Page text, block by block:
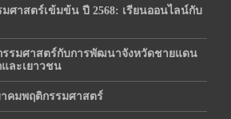
ศาสตร์เข้มข้น ปี 2568: เรียนออนไลน์กับ
รรมศาสตร์กับการพัฒนาจังหวัดชายแดน
ละเยาวชน
คมพฤติกรรมศาสตร์